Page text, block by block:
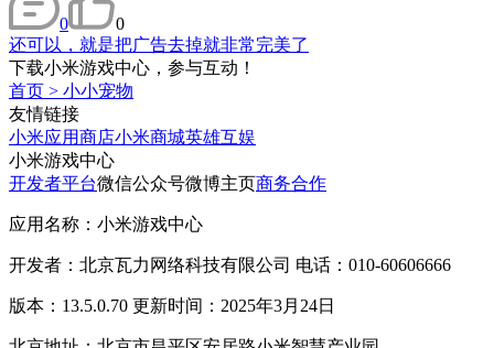
0
0
还可以，就是把广告去掉就非常完美了
下载小米游戏中心，参与互动！
首页 > 小小宠物
友情链接
小米应用商店小米商城英雄互娱
小米游戏中心
开发者平台微信公众号微博主页商务合作
应用名称：小米游戏中心
开发者：北京瓦力网络科技有限公司 电话：010-60606666
版本：13.5.0.70 更新时间：2025年3月24日